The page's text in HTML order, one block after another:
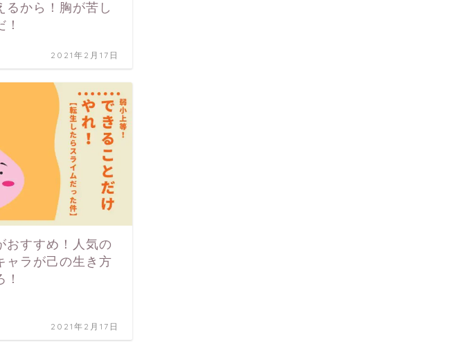
るから！胸が苦し
2021年2月17日
おすすめ！人気の
ャラが己の生き方
2021年2月17日